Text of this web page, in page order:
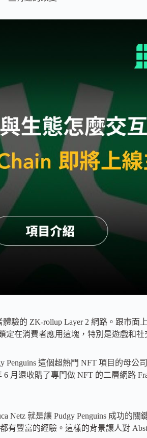
驗的 ZK-rollup Layer 2 網路。跟市面
定在消費者應用這塊，特別是遊戲和社
Penguins 這個超熱門 NFT 項目的母公
6 月還收購了專門做 NFT 的二層網路
Netz 就是讓 Pudgy Penguins 成功的
有豐富的經驗。這樣的背景讓人對